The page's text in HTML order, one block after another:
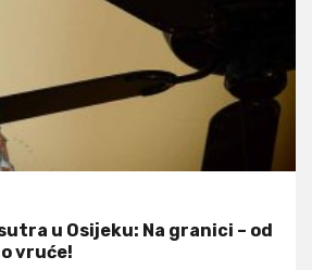
u Osijeku: Na granici – od
vruće!